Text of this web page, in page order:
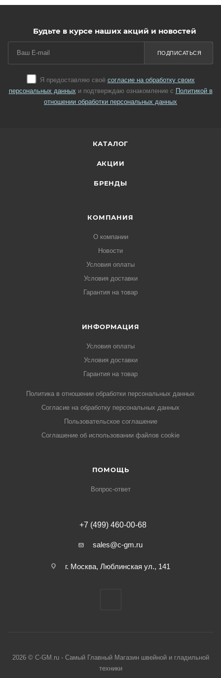
Будьте в курсе наших акций и новостей
Я предоставляю своё согласие на обработку своих
персональных данных и подтверждаю ознакомление с Политикой в
отношении обработки персональных данных
ПОДПИСАТЬСЯ
КАТАЛОГ
АКЦИИ
БРЕНДЫ
КОМПАНИЯ
О компании
Новости
Условия оплаты
Условия доставки
Гарантия на товар
ИНФОРМАЦИЯ
Условия оплаты
Условия доставки
Гарантия на товар
Политика в отношении обработки персональных данных
Cогласие на обработку персональных данных
Пользовательское соглашение
Cоглашение об использовании файлов cookie
ПОМОЩЬ
Вопрос-ответ
+7 (499) 460-00-68
sales@c-gm.ru
г. Москва, Люблинская ул., 141
2026 © C-GM.ru - Самый Главный Магазин швейной и гладильной
техники